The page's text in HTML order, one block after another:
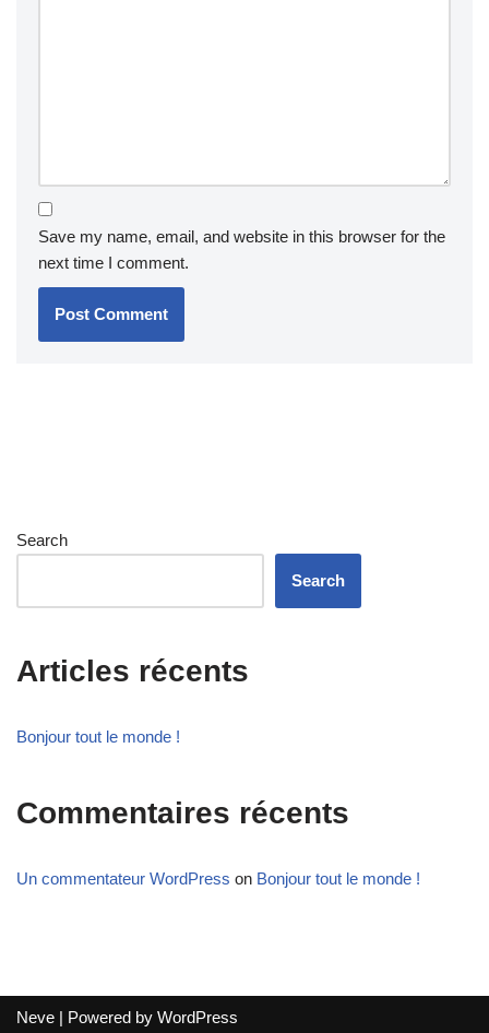
Save my name, email, and website in this browser for the
next time I comment.
Search
Search
Articles récents
Bonjour tout le monde !
Commentaires récents
Un commentateur WordPress on Bonjour tout le monde !
Neve | Powered by WordPress